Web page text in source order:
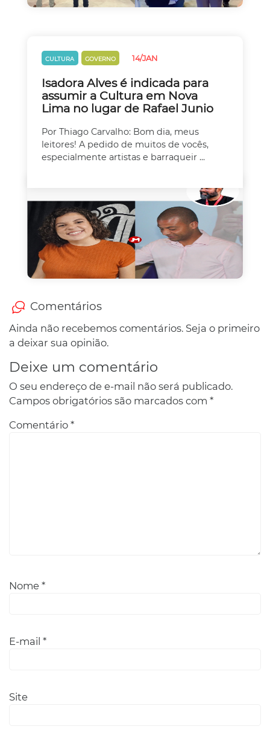
CULTURA GOVERNO 14/JAN
Isadora Alves é indicada para
assumir a Cultura em Nova
Lima no lugar de Rafael Junio
Por Thiago Carvalho: Bom dia, meus
leitores! A pedido de muitos de vocês,
especialmente artistas e barraqueir ...
Comentários
Ainda não recebemos comentários. Seja o primeiro
a deixar sua opinião.
Deixe um comentário
O seu endereço de e-mail não será publicado.
Campos obrigatórios são marcados com *
Comentário *
Nome *
E-mail *
Site